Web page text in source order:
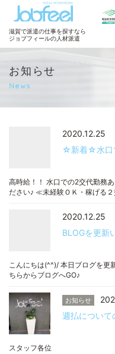
滋賀で派遣の仕事を探すなら
ジョブフィールの人材派遣
お知らせ
News
2020.12.25
☆新着☆水口
高時給！！ 水口での2交代勤務
ださい♪ ≪未経験ＯＫ・稼げる
2020.12.25
BLOGを更新
こんにちは(^^)/ 本日ブログを更
ちらからブログへGO♪
お知らせ
週払について
スタッ